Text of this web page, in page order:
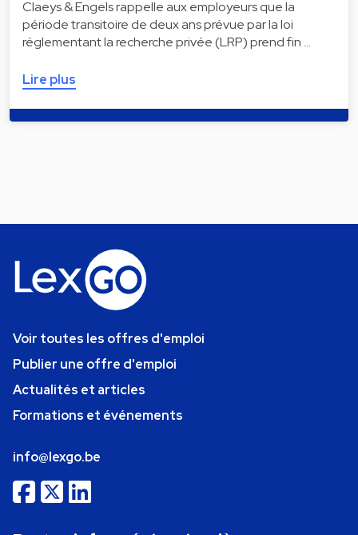
Claeys & Engels rappelle aux employeurs que la
période transitoire de deux ans prévue par la loi
réglementant la recherche privée (LRP) prend fin …
Lire plus
Voir toutes les offres d'emploi
Publier une offre d'emploi
Actualités et articles
Formations et événements
info@lexgo.be